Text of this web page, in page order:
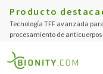
Producto
Tecnología TFF avanzada
procesamiento de